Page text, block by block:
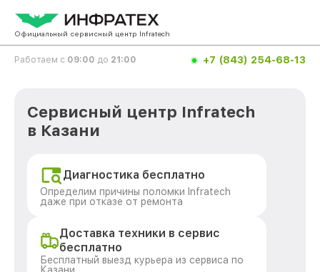
Официальный сервисный центр Infratech
Работаем с 09:00 до 21:00 +7 (843) 254-68-13
Сервисный центр Infratech
в Казани
Диагностика бесплатно
Определим причины поломки Infratech
даже при отказе от ремонта
Доставка техники в сервис
бесплатно
Бесплатный выезд курьера из сервиса по